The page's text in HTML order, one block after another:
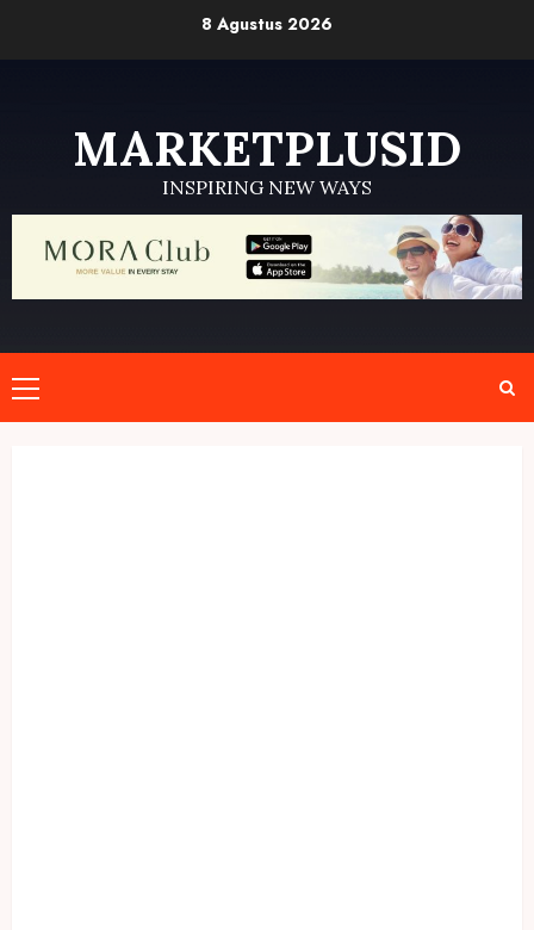
8 Agustus 2026
MARKETPLUSID
INSPIRING NEW WAYS
Primary
Menu